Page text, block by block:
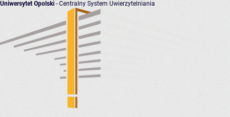
Uniwersytet Opolski - Centralny System Uwierzytelniania